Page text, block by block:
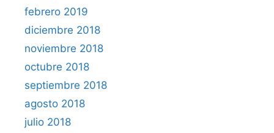
febrero 2019
diciembre 2018
noviembre 2018
octubre 2018
septiembre 2018
agosto 2018
julio 2018